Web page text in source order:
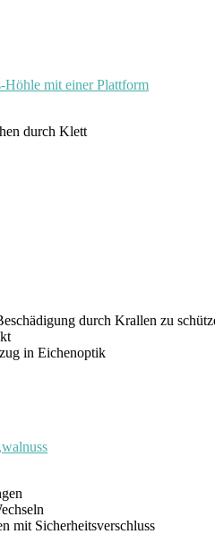
Höhle mit einer Plattform
durch Klett
durch Krallen zu
in Eichenoptik
mit Sicherheitsverschluss